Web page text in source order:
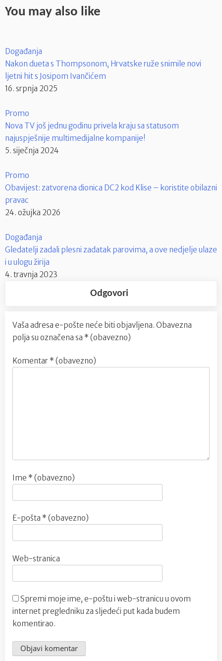
You may also like
Događanja
Nakon dueta s Thompsonom, Hrvatske ruže snimile novi
ljetni hit s Josipom Ivančićem
16. srpnja 2025
Promo
Nova TV još jednu godinu privela kraju sa statusom
najuspješnije multimedijalne kompanije!
5. siječnja 2024
Promo
Obavijest: zatvorena dionica DC2 kod Klise – koristite obilazni
pravac
24. ožujka 2026
Događanja
Gledatelji zadali plesni zadatak parovima, a ove nedjelje ulaze
i u ulogu žirija
4. travnja 2023
Odgovori
Vaša adresa e-pošte neće biti objavljena. Obavezna
polja su označena sa * (obavezno)
Komentar * (obavezno)
Ime * (obavezno)
E-pošta * (obavezno)
Web-stranica
Spremi moje ime, e-poštu i web-stranicu u ovom
internet pregledniku za sljedeći put kada budem
komentirao.